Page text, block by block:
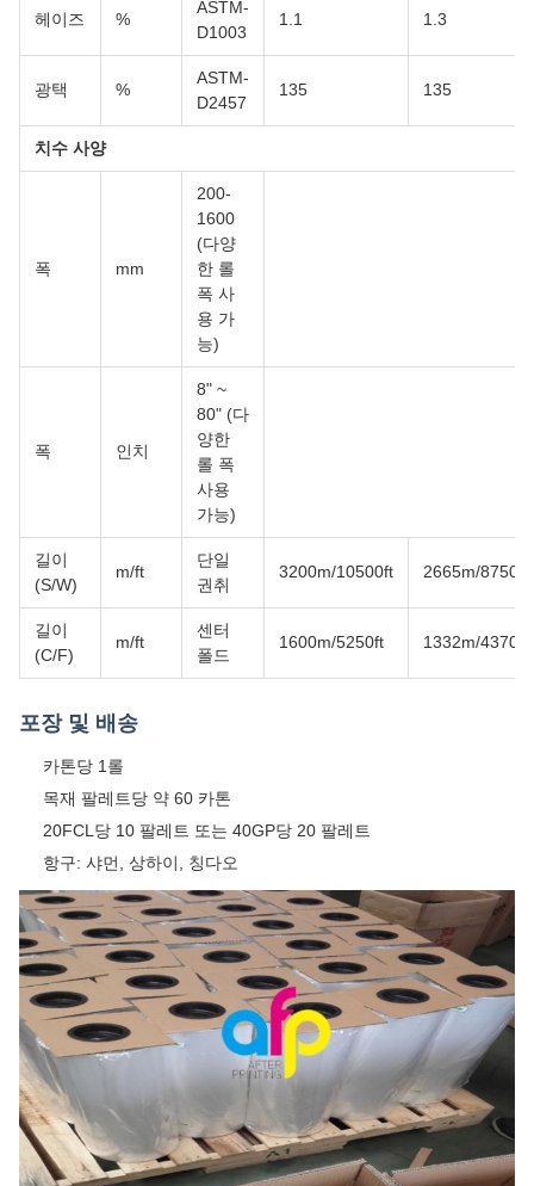
헤이즈 %
ASTM-
D1003
1.1 1.3
광택 %
ASTM-
D2457
135 135
치수 사양
폭 mm
200-
1600
(다양
한 롤
폭 사
용 가
능)
폭 인치
8" ~
80" (다
양한
롤 폭
사용
가능)
길이
(S/W)
m/ft
단일
권취
3200m/10500ft 2665m/8750ft
길이
(C/F)
m/ft
센터
폴드
1600m/5250ft 1332m/4370ft
포장 및 배송
카톤당 1롤
목재 팔레트당 약 60 카톤
20FCL당 10 팔레트 또는 40GP당 20 팔레트
항구: 샤먼, 상하이, 칭다오